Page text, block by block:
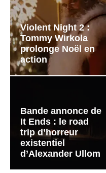
Violent Night 2 :
Tommy Wirkola
prolonge Noël en
action
Bande annonce de
It Ends : le road
trip d’horreur
existentiel
d’Alexander Ullom